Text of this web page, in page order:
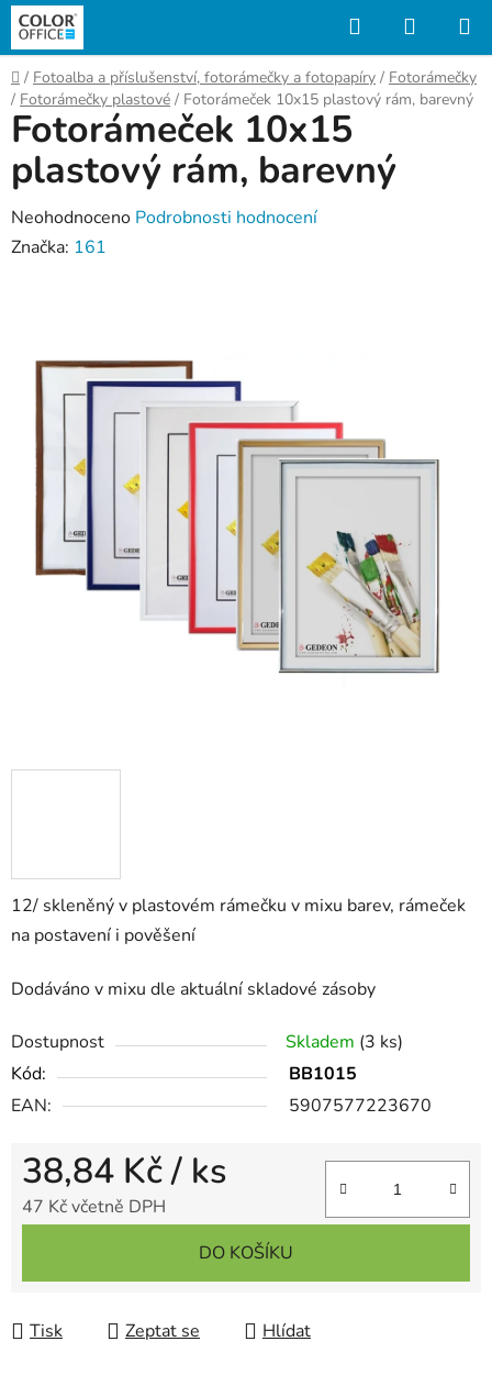
Přejít
obsah
Hledat
KOŠÍK
Domů
/ Fotoalba a příslušenství, fotorámečky a fotopapíry / Fotorámečky
/ Fotorámečky plastové / Fotorámeček 10x15 plastový rám, barevný
12/ skleněný v plastovém rámečku v mixu barev, rámeček
na postavení i pověšení
Dodáváno v mixu dle aktuální skladové zásoby
Dostupnost Skladem (3 ks)
Kód:
BB1015
EAN:
5907577223670
38,84 Kč/ ks
47 Kč včetně DPH
DO KOŠÍKU
Tisk Zeptat se Hlídat
Fotorámeček 10x15
plastový rám, barevný
Průměrné
hodnocení
hvězdiček.
Neohodnoceno Podrobnosti hodnocení
Značka: 161